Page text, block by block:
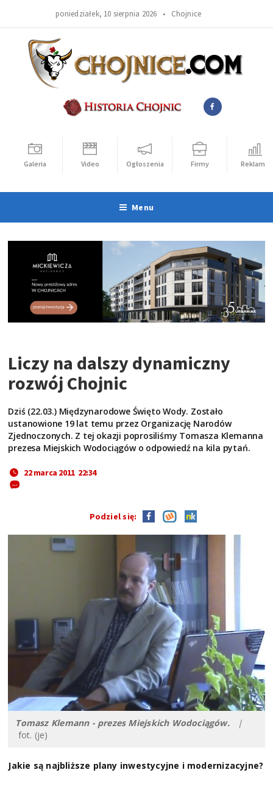
poniedziałek, 10 sierpnia 2026 • Chojnice
Galeria Video Ogłoszenia Firmy Reklama
Menu
Liczy na dalszy dynamiczny
rozwój Chojnic
Dziś (22.03.) Międzynarodowe Święto Wody. Zostało
ustanowione 19 lat temu przez Organizację Narodów
Zjednoczonych. Z tej okazji poprosiliśmy Tomasza Klemanna
prezesa Miejskich Wodociągów o odpowiedź na kila pytań.
22 marca 2011 22:34
Podziel się:
Tomasz Klemann - prezes Miejskich Wodociągów.|
fot. (je)
Jakie są najbliższe plany inwestycyjne i modernizacyjne?